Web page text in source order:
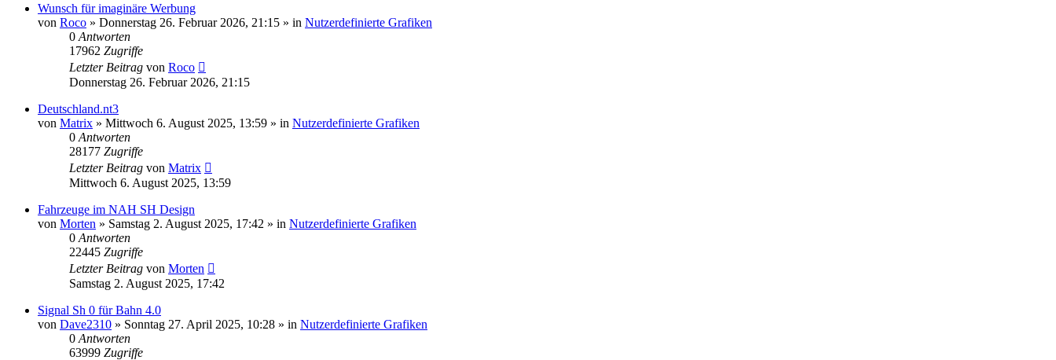
Wunsch für imaginäre Werbung
von Roco » Donnerstag 26. Februar 2026, 21:15 » in Nutzerdefinierte Grafiken
0 Antworten
17962 Zugriffe
Letzter Beitrag von Roco
Donnerstag 26. Februar 2026, 21:15
Deutschland.nt3
von Matrix » Mittwoch 6. August 2025, 13:59 » in Nutzerdefinierte Grafiken
0 Antworten
28177 Zugriffe
Letzter Beitrag von Matrix
Mittwoch 6. August 2025, 13:59
Fahrzeuge im NAH SH Design
von Morten » Samstag 2. August 2025, 17:42 » in Nutzerdefinierte Grafiken
0 Antworten
22445 Zugriffe
Letzter Beitrag von Morten
Samstag 2. August 2025, 17:42
Signal Sh 0 für Bahn 4.0
von Dave2310 » Sonntag 27. April 2025, 10:28 » in Nutzerdefinierte Grafiken
0 Antworten
63999 Zugriffe